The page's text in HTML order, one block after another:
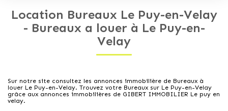
Parkings
Immeubles
Terrains
LOUER
Sélectionnez...
Type de bien
Nb pièces min.
Location Bureaux Le Puy-en-Velay
- Bureaux a louer à Le Puy-en-
Velay
Sur notre site consultez les annonces immobilière de Bureaux à
louer Le Puy-en-Velay. Trouvez votre Bureaux sur Le Puy-en-Velay
grâce aux annonces immobilières de GIBERT IMMOBILIER Le puy en
velay.